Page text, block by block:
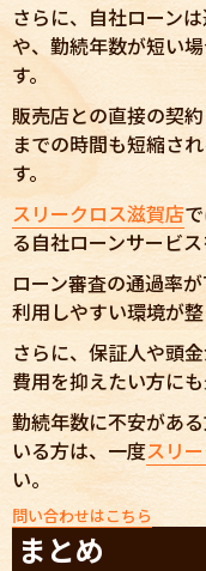
さらに、自社ローン
や、勤続年数が短い
す。
販売店との直接の契
までの時間も短縮さ
す。
スリークロス滋賀店
る自社ローンサービ
ローン審査の通過率
利用しやすい環境が整
さらに、保証人や頭
費用を抑えたい方に
勤続年数に不安があ
いる方は、一度スリ
い。
問い合わせはこちら
まとめ